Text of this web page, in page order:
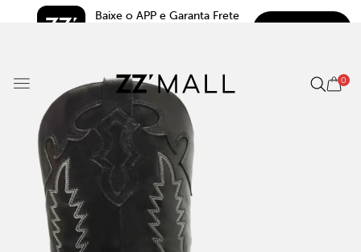
Baixe o APP e Garanta Frete
0